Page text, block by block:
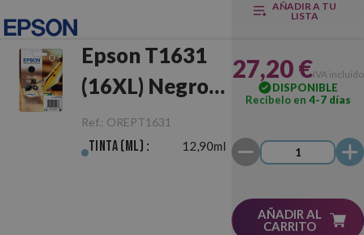
AÑADIR A TU
LISTA
Epson T1631
(16XL) Negro
Original
Ref.: OREPT1631
Tinta (ml) : 12,90ml
27,20 €IVA incluido
DISPONIBLE
Recíbelo en 4-7 días
AÑADIR AL
CARRITO